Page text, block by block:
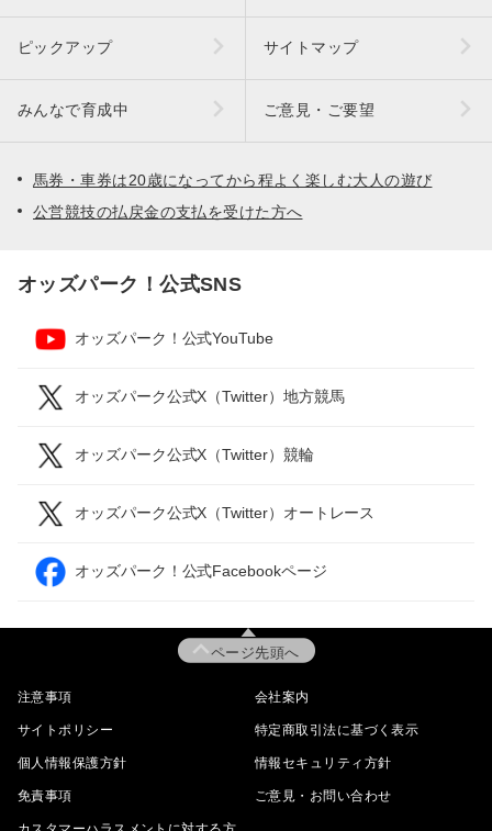
ピックアップ サイトマップ
みんなで育成中 ご意見・ご要望
馬券・車券は20歳になってから程よく楽しむ大人の遊び
公営競技の払戻金の支払を受けた方へ
オッズパーク！公式SNS
オッズパーク！公式YouTube
オッズパーク公式X（Twitter）地方競馬
オッズパーク公式X（Twitter）競輪
オッズパーク公式X（Twitter）オートレース
オッズパーク！公式Facebookページ
ページ先頭へ
注意事項 会社案内
サイトポリシー 特定商取引法に基づく表示
個人情報保護方針 情報セキュリティ方針
免責事項 ご意見・お問い合わせ